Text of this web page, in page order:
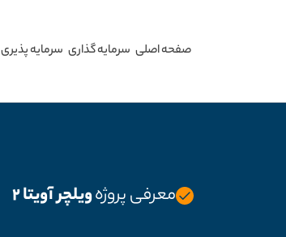
صفحه اصلی سرمایه گذاری سرمایه پذیری
معرفی پروژهویلچر آویتا ۲